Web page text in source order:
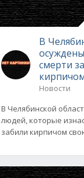
В
смерти
Новости
В Челябинской
людей, которые
забили кирпичом